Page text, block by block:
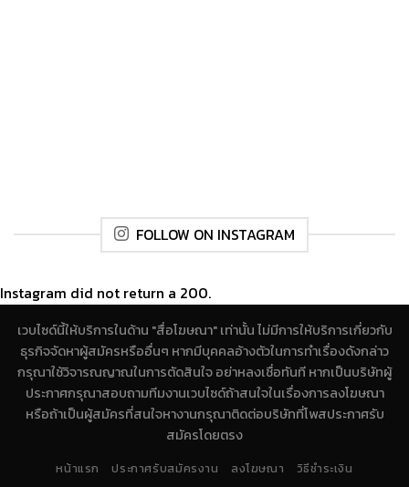
FOLLOW ON INSTAGRAM
Instagram did not return a 200.
เวบไซด์นี้ให้บริการในด้าน "สื่อโฆษณา" เท่านั้น ไม่มีการให้บริการเกี่ยวกับ
ธุรกิจจัดหาผู้สมัครหรืออื่นๆ หากมีบุคคลอ้างตัวในการทำเรื่องดังกล่าว
กรุณาใช้วิจารณญาณในการตัดสินใจ อย่าหลงเชื่อทันที หากเป็นบริษัทผู้
ประกาศกรุณาสอบถามทีมงานเวบไซด์ถ้าสนใจในเรื่องการลงโฆษณา
หรือถ้าเป็นผู้สมัครที่สนใจหางานกรุณาติดต่อบริษัทที่โพสประกาศรับ
สมัครโดยตรง
หน้าแรก ประกาศรับสมัครงาน ลงโฆษณา วิธีชำระเงิน